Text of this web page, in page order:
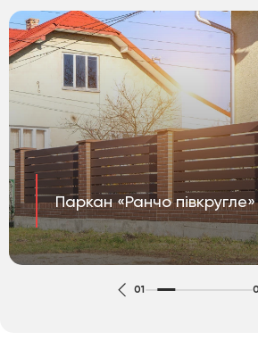
Паркан «Ранчо півкругле»
01